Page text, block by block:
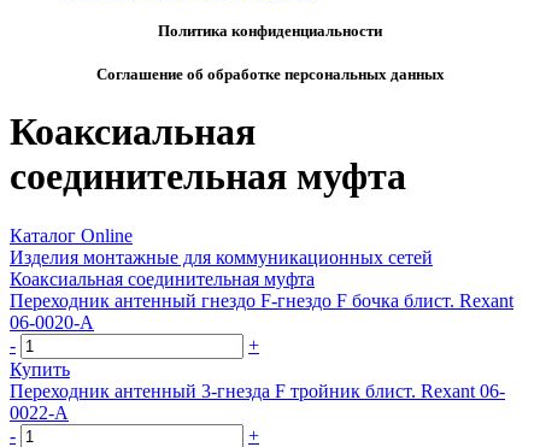
Политика конфиденциальности
Соглашение об обработке персональных данных
Коаксиальная
соединительная муфта
Каталог Online
Изделия монтажные для коммуникационных сетей
Коаксиальная соединительная муфта
Переходник антенный гнездо F-гнездо F бочка блист. Rexant
06-0020-A
-
+
Купить
Переходник антенный 3-гнезда F тройник блист. Rexant 06-
0022-A
-
+